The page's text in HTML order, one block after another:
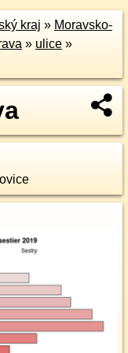
kraj » Moravsko-
» ulice »